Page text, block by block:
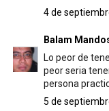
4 de
Balam
Lo peor de
peor seria
persona
5 de